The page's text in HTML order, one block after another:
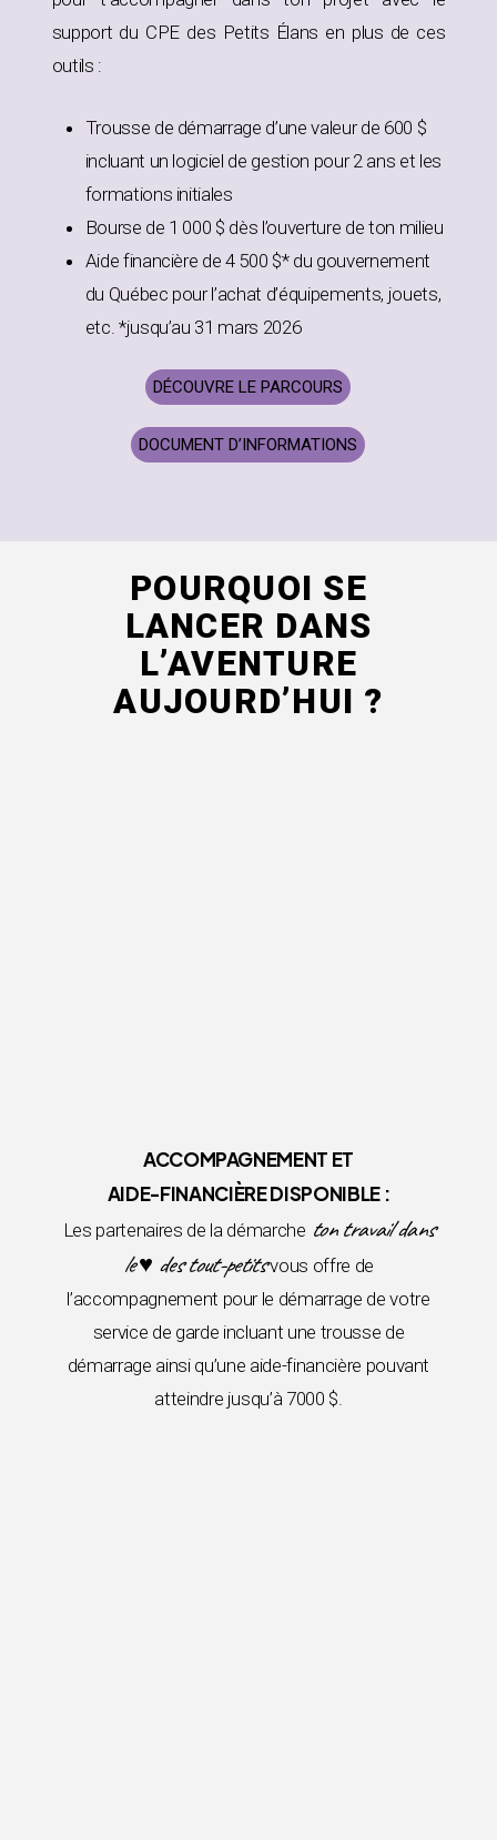
support du CPE des Petits Élans en plus de ces
outils :
Trousse de démarrage d’une valeur de 600 $
incluant un logiciel de gestion pour 2 ans et les
formations initiales
Bourse de 1 000 $ dès l’ouverture de ton milieu
Aide financière de 4 500 $* du gouvernement
du Québec pour l’achat d’équipements, jouets,
etc. *jusqu’au 31 mars 2026
DÉCOUVRE LE PARCOURS
DOCUMENT D’INFORMATIONS
POURQUOI SE
LANCER DANS
L’AVENTURE
AUJOURD’HUI ?
ACCOMPAGNEMENT ET
AIDE-FINANCIÈRE DISPONIBLE :
Les partenaires de la démarche ton travail dans
le ♥ des tout-petitsvous offre de
l’accompagnement pour le démarrage de votre
service de garde incluant une trousse de
démarrage ainsi qu’une aide-financière pouvant
atteindre jusqu’à 7000 $.